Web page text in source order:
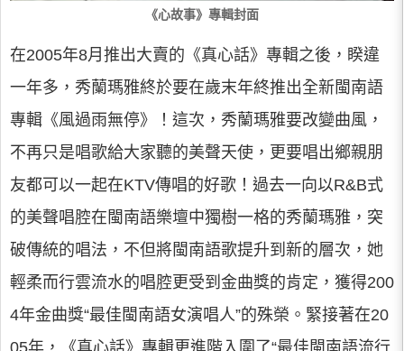
《心故事》專輯封面
在2005年8月推出大賣的《真心話》專輯之後，睽違
一年多，秀蘭瑪雅終於要在歲末年終推出全新閩南語
專輯《風過雨無停》！這次，秀蘭瑪雅要改變曲風，
不再只是唱歌給大家聽的美聲天使，更要唱出鄉親朋
友都可以一起在KTV傳唱的好歌！過去一向以R&B式
的美聲唱腔在閩南語樂壇中獨樹一格的秀蘭瑪雅，突
破傳統的唱法，不但將閩南語歌提升到新的層次，她
輕柔而行雲流水的唱腔更受到金曲獎的肯定，獲得200
4年金曲獎“最佳閩南語女演唱人”的殊榮。緊接著在20